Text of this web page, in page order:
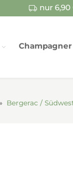
nur
Bergerac /